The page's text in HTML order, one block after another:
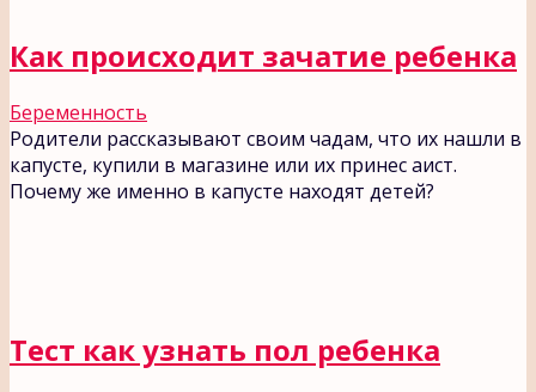
Как происходит зачатие ребенка
Беременность
Родители рассказывают своим чадам, что их нашли в
капусте, купили в магазине или их принес аист.
Почему же именно в капусте находят детей?
Тест как узнать пол ребенка